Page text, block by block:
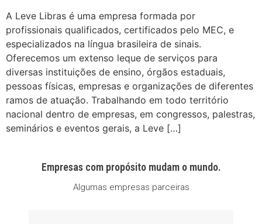
A Leve Libras é uma empresa formada por
profissionais qualificados, certificados pelo MEC, e
especializados na língua brasileira de sinais.
Oferecemos um extenso leque de serviços para
diversas instituições de ensino, órgãos estaduais,
pessoas físicas, empresas e organizações de diferentes
ramos de atuação. Trabalhando em todo território
nacional dentro de empresas, em congressos, palestras,
seminários e eventos gerais, a Leve […]
Empresas com propósito mudam o mundo.
Algumas empresas parceiras